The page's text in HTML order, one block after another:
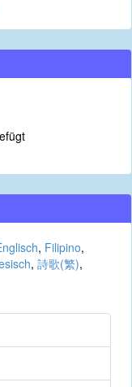
, Filipino,
, 詩歌(繁),